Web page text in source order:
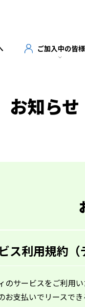
ご加入中の皆
お知ら
ス利用規約
サービスをご利用い
お支払いでリースでき